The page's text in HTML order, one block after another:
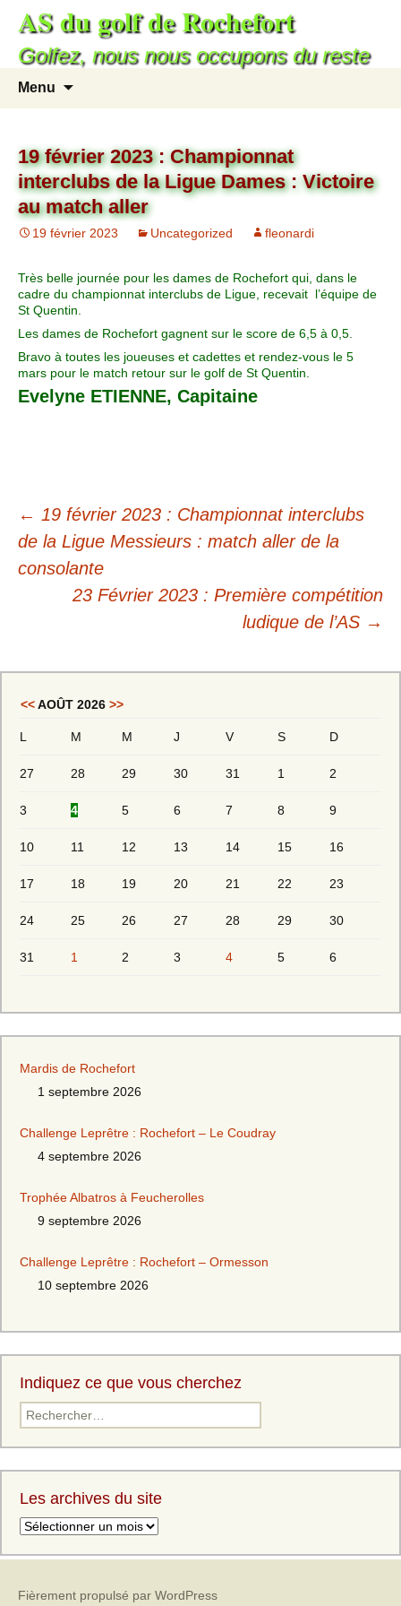
AS du golf de Rochefort
Golfez, nous nous occupons du reste
Menu
19 février 2023 : Championnat
interclubs de la Ligue Dames : Victoire
au match aller
19 février 2023 Uncategorized fleonardi
Très belle journée pour les dames de Rochefort qui, dans le
cadre du championnat interclubs de Ligue, recevait l’équipe de
St Quentin.
Les dames de Rochefort gagnent sur le score de 6,5 à 0,5.
Bravo à toutes les joueuses et cadettes et rendez-vous le 5
mars pour le match retour sur le golf de St Quentin.
Evelyne ETIENNE, Capitaine
← 19 février 2023 : Championnat interclubs
de la Ligue Messieurs : match aller de la
consolante
23 Février 2023 : Première compétition
ludique de l’AS →
<<AOÛT 2026 >>
L M M J V S D
27 28 29 30 31 1 2
3 4 5 6 7 8 9
10 11 12 13 14 15 16
17 18 19 20 21 22 23
24 25 26 27 28 29 30
31 1 2 3 4 5 6
Mardis de Rochefort
1 septembre 2026
Challenge Leprêtre : Rochefort – Le Coudray
4 septembre 2026
Trophée Albatros à Feucherolles
9 septembre 2026
Challenge Leprêtre : Rochefort – Ormesson
10 septembre 2026
Indiquez ce que vous cherchez
Les archives du site
Fièrement propulsé par WordPress